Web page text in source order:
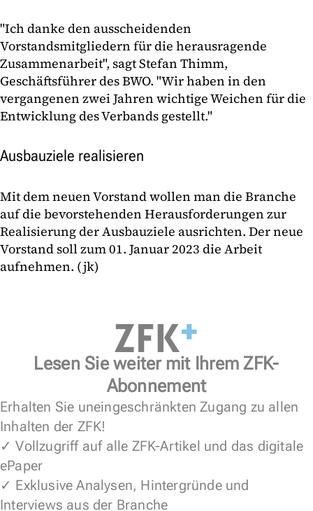
"Ich danke den ausscheidenden
Vorstandsmitgliedern für die herausragende
Zusammenarbeit", sagt Stefan Thimm,
Geschäftsführer des BWO. "Wir haben in den
vergangenen zwei Jahren wichtige Weichen für die
Entwicklung des Verbands gestellt."
Ausbauziele realisieren
Mit dem neuen Vorstand wollen man die Branche
auf die bevorstehenden Herausforderungen zur
Realisierung der Ausbauziele ausrichten. Der neue
Vorstand soll zum 01. Januar 2023 die Arbeit
aufnehmen. (jk)
Lesen Sie weiter mit Ihrem ZFK-
Abonnement
Erhalten Sie uneingeschränkten Zugang zu allen
Inhalten der ZFK!
✓ Vollzugriff auf alle ZFK-Artikel und das digitale
ePaper
✓ Exklusive Analysen, Hintergründe und
Interviews aus der Branche